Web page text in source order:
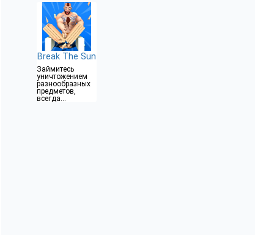
Break The Sun
Займитесь
уничтожением
разнообразных
предметов,
всегда